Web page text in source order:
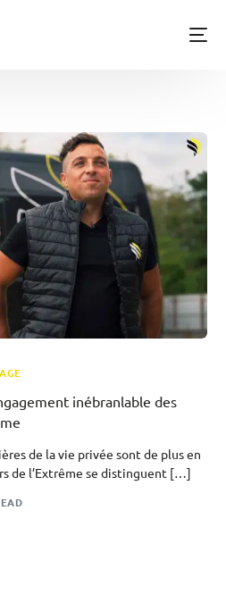
inébranlable des
de la vie privée sont de plus en
de l’Extrême se distinguent […]